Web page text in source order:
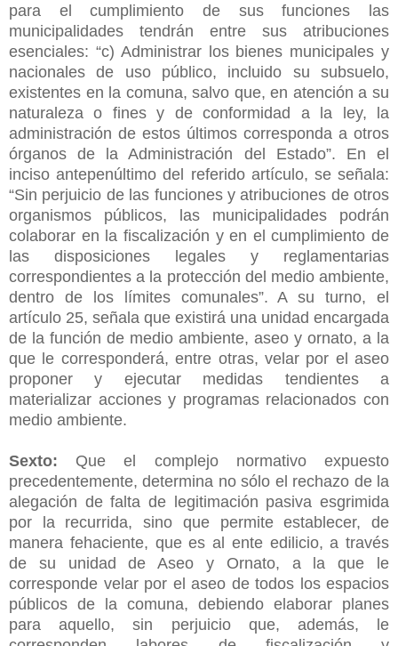
para el cumplimiento de sus funciones las
municipalidades tendrán entre sus atribuciones
esenciales: “c) Administrar los bienes municipales y
nacionales de uso público, incluido su subsuelo,
existentes en la comuna, salvo que, en atención a su
naturaleza o fines y de conformidad a la ley, la
administración de estos últimos corresponda a otros
órganos de la Administración del Estado”. En el
inciso antepenúltimo del referido artículo, se señala:
“Sin perjuicio de las funciones y atribuciones de otros
organismos públicos, las municipalidades podrán
colaborar en la fiscalización y en el cumplimiento de
las disposiciones legales y reglamentarias
correspondientes a la protección del medio ambiente,
dentro de los límites comunales”. A su turno, el
artículo 25, señala que existirá una unidad encargada
de la función de medio ambiente, aseo y ornato, a la
que le corresponderá, entre otras, velar por el aseo
proponer y ejecutar medidas tendientes a
materializar acciones y programas relacionados con
medio ambiente.
Sexto: Que el complejo normativo expuesto
precedentemente, determina no sólo el rechazo de la
alegación de falta de legitimación pasiva esgrimida
por la recurrida, sino que permite establecer, de
manera fehaciente, que es al ente edilicio, a través
de su unidad de Aseo y Ornato, a la que le
corresponde velar por el aseo de todos los espacios
públicos de la comuna, debiendo elaborar planes
para aquello, sin perjuicio que, además, le